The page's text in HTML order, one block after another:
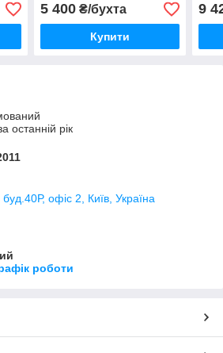
5 400₴/бухта
Купити
9
останній рік
офіс 2, Київ, Україна
роботи